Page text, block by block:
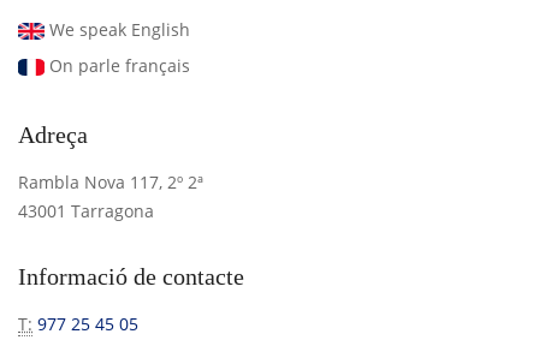
We speak English
On parle français
Adreça
Rambla Nova 117, 2º 2ª
43001 Tarragona
Informació de contacte
T: 977 25 45 05